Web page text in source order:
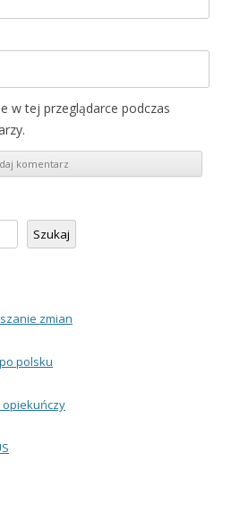
w tej przeglądarce podczas
Szukaj
zmian
polsku
opiekuńczy